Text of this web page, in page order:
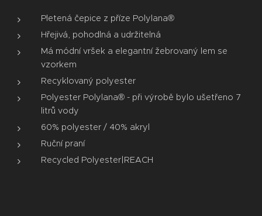
Pletená čepice z příze Polylana®
Hřejivá, pohodlná a udržitelná
Má módní vršek a elegantní žebrovaný lem se
vzorkem
Recyklovaný polyester
Polyester Polylana® - při výrobě bylo ušetřeno 7
litrů vody
60% polyester / 40% akryl
Ruční praní
Recycled Polyester|REACH